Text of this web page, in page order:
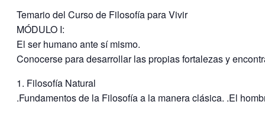
Temario del Curso de Filosofía para Vivir
MÓDULO I:
El ser humano ante sí mismo.
Conocerse para desarrollar las propias fortalezas y
1. Filosofía Natural
.Fundamentos de la Filosofía a la manera clásica. .El